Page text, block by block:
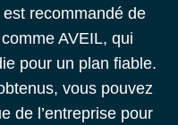
recommandé de
AVEIL, qui
pour un plan fiable.
vous pouvez
de l’entreprise pour